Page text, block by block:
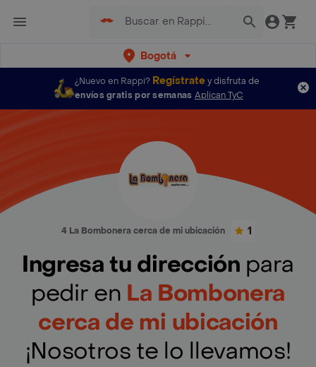
Bogotá
¿Nuevo en Rappi? Regístratey disfruta de
envíos gratis por semanas Aplican TyC
4 La Bombonera cerca de mi ubicación 1
Ingresa tu dirección para
pedir en La Bombonera
cerca de mi ubicación
¡Nosotros te lo llevamos!